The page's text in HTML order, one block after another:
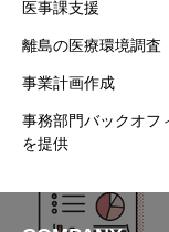
医事課支援
離島の医療環境調査
事業計画作成
事務部門バックオフ
を提供